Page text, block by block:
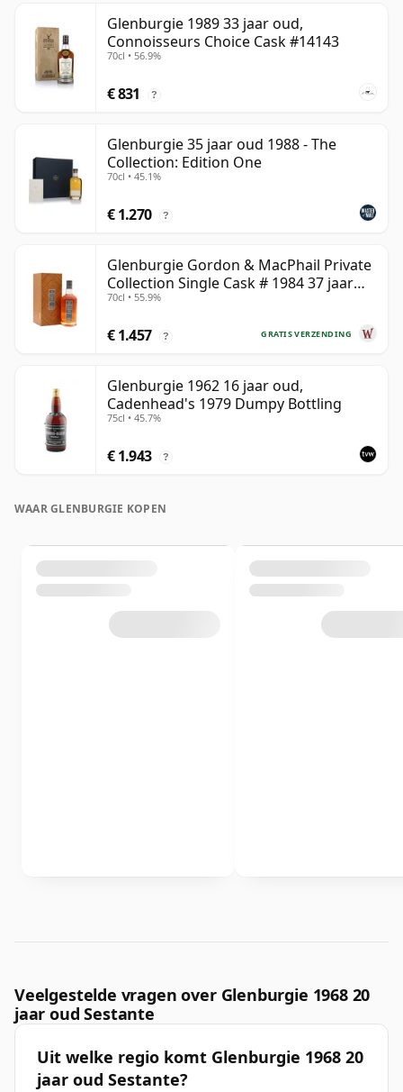
Glenburgie 1989 33 jaar oud,
Connoisseurs Choice Cask #14143
70cl • 56.9%
€ 831 ?
Glenburgie 35 jaar oud 1988 - The
Collection: Edition One
70cl • 45.1%
€ 1.270 ?
Glenburgie Gordon & MacPhail Private
Collection Single Cask # 1984 37 jaar
oud
70cl • 55.9%
GRATIS VERZENDING
€ 1.457 ?
Glenburgie 1962 16 jaar oud,
Cadenhead's 1979 Dumpy Bottling
75cl • 45.7%
€ 1.943 ?
WAAR GLENBURGIE KOPEN
Veelgestelde vragen over Glenburgie 1968 20
jaar oud Sestante
Uit welke regio komt Glenburgie 1968 20
jaar oud Sestante?